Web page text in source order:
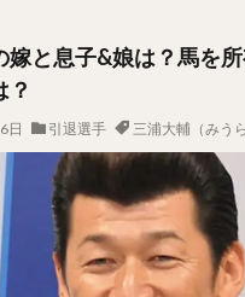
嫁と息子&娘は？馬を
？
日 引退選手 三浦大輔（みう
いわさきしょう）
人（ひぐらしやまと）
（やなぎたゆうき）
亮（げんだそうすけ）
二（あきやまこうじ）
司（ちかもとこうじ）
隆（むらかみむねたか）